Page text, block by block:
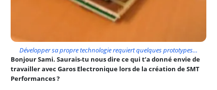
Développer sa propre technologie requiert quelques prototypes…
Bonjour Sami. Saurais-tu nous dire ce qui t’a donné envie de
travailler avec Garos Electronique lors de la création de SMT
Performances ?